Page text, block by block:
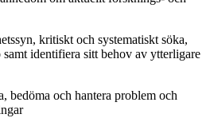
kritiskt och systematiskt söka,
samt identifiera sitt behov av ytterligare
bedöma och hantera problem och